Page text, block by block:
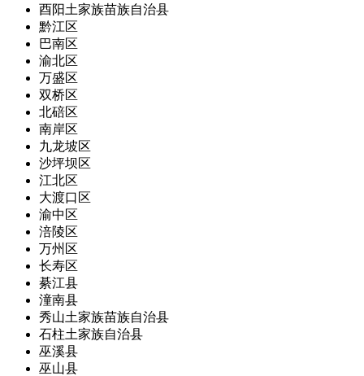
酉阳土家族苗族自治县
黔江区
巴南区
渝北区
万盛区
双桥区
北碚区
南岸区
九龙坡区
沙坪坝区
江北区
大渡口区
渝中区
涪陵区
万州区
长寿区
綦江县
潼南县
秀山土家族苗族自治县
石柱土家族自治县
巫溪县
巫山县